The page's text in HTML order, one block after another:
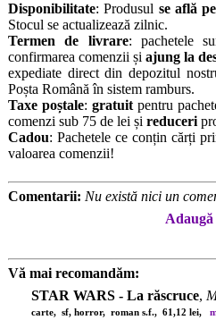
Disponibilitate: Produsul se află
Stocul se actualizează zilnic.
Termen de livrare: pachetele
confirmarea comenzii șiajung la
expediate direct din depozitul
Poșta Română în sistem ramburs.
Taxe poștale: gratuitpentru
comenzi sub 75 de lei și reduceri
Cadou: Pachetele ce conțin cărți
valoarea comenzii!
Comentarii: Nu există nici un
Vă mai recomandăm:
STAR WARS - La răscruce,
carte, sf, horror, roman s.f., 61,12 lei,